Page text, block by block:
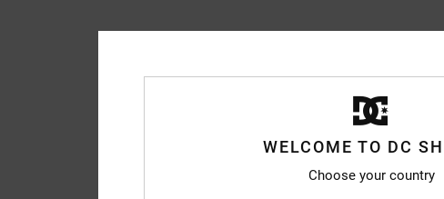
55%
36,00 €
DOPPELTER RABATT EXTRA 25 %
WELCOME TO DC
Choose your country